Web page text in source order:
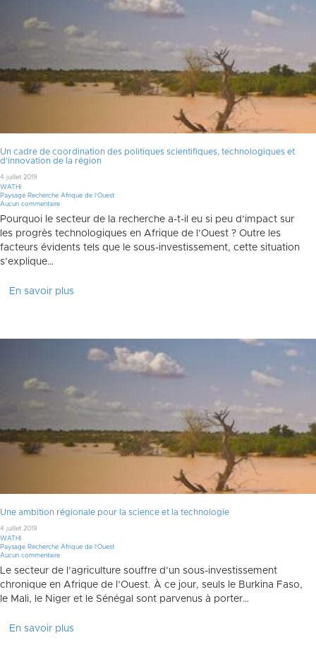
Un cadre de coordination des politiques scientifiques, technologiques et
d’innovation de la région
4 juillet 2019
WATHI
Paysage Recherche Afrique de l'Ouest
Aucun commentaire
Pourquoi le secteur de la recherche a-t-il eu si peu d’impact sur
les progrès technologiques en Afrique de l’Ouest ? Outre les
facteurs évidents tels que le sous-investissement, cette situation
s’explique…
En savoir plus
Une ambition régionale pour la science et la technologie
4 juillet 2019
WATHI
Paysage Recherche Afrique de l'Ouest
Aucun commentaire
Le secteur de l’agriculture souffre d’un sous-investissement
chronique en Afrique de l’Ouest. À ce jour, seuls le Burkina Faso,
le Mali, le Niger et le Sénégal sont parvenus à porter…
En savoir plus